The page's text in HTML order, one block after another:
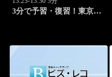
3分で予習・復習！東京市